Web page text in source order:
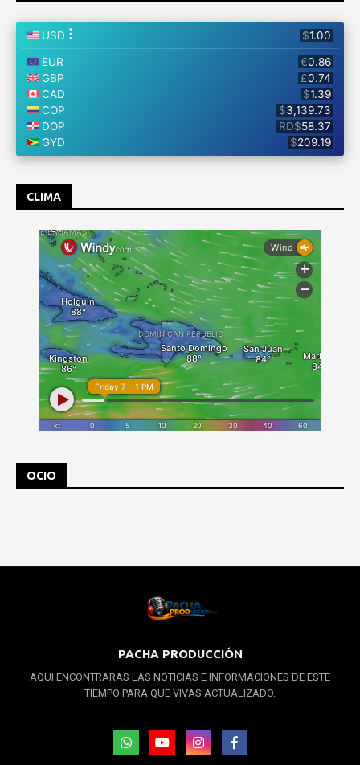
CLIMA
OCIO
PACHA PRODUCCIÓN
AQUI ENCONTRARAS LAS NOTICIAS E INFORMACIONES DE ESTE
TIEMPO PARA QUE VIVAS ACTUALIZADO.